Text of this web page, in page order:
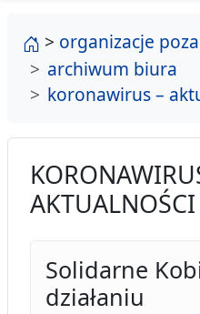
strona główna
> organizacje
archiwum biura
koronawirus –
Solidarne
działaniu